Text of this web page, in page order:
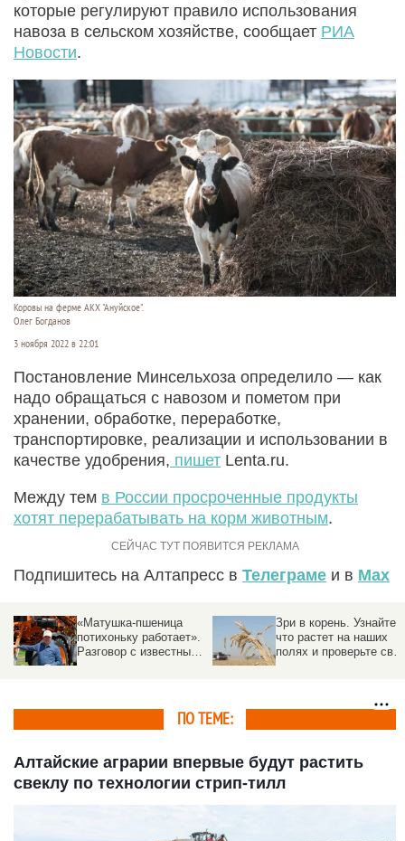
которые регулируют правило использования
навоза в сельском хозяйстве, сообщает РИА
Новости.
Коровы на ферме АКХ "Ануйское".
Олег Богданов
3 ноября 2022 в 22:01
Постановление Минсельхоза определило — как
надо обращаться с навозом и пометом при
хранении, обработке, переработке,
транспортировке, реализации и использовании в
качестве удобрения, пишет Lenta.ru.
Между тем в России просроченные продукты
хотят перерабатывать на корм животным.
Подпишитесь на Алтапресс в Телеграме и в Max
«Матушка-пшеница
потихоньку работает».
Разговор с известным
Зри в корень. Узнайте,
что растет на наших
полях и проверьте свое
ПО ТЕМЕ:
Алтайские аграрии впервые будут растить
свеклу по технологии стрип-тилл